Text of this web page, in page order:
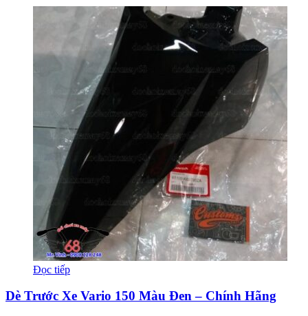
Đọc tiếp
Dè Trước Xe Vario 150 Màu Đen – Chính Hãng